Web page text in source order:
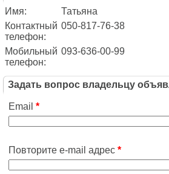
Имя:
Татьяна
Контактный
телефон:
050-817-76-38
Мобильный
телефон:
093-636-00-99
Задать вопрос владельцу
Email *
Повторите e-mail адрес *